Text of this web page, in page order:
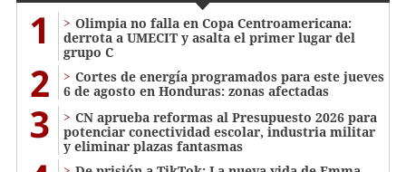
1
Olimpia no falla en Copa Centroamericana:
derrota a UMECIT y asalta el primer lugar del
grupo C
2
Cortes de energía programados para este jueves
6 de agosto en Honduras: zonas afectadas
3
CN aprueba reformas al Presupuesto 2026 para
potenciar conectividad escolar, industria militar
y eliminar plazas fantasmas